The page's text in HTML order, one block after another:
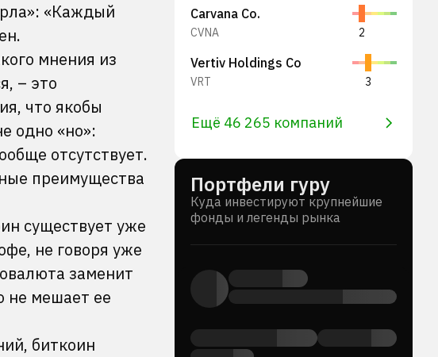
«Каждый
мнения из
– это
что якобы
одно «но»:
отсутствует.
преимущества
существует уже
не говоря уже
заменит
не мешает ее
биткоин
Carvana Co.
CVNA 2
Vertiv Holdings Co
VRT 3
Ещё 46 265 компаний
Портфели гуру
Куда инвестируют крупнейшие
фонды и легенды рынка